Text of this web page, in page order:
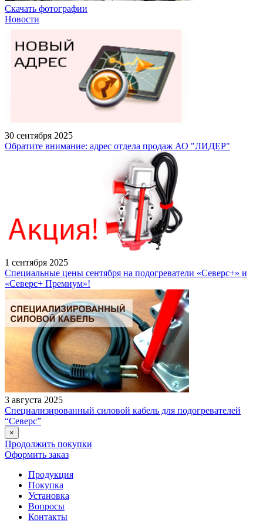
Скачать фотографии
Новости
30 сентября 2025
Обратите внимание: адрес отдела продаж АО "ЛИДЕР"
1 сентября 2025
Специальные цены сентября на подогреватели «Северс+» и
«Северс+ Премиум»!
3 августа 2025
Специализированный силовой кабель для подогревателей
“Северс”
×
Продолжить покупки
Оформить заказ
Продукция
Покупка
Установка
Вопросы
Контакты